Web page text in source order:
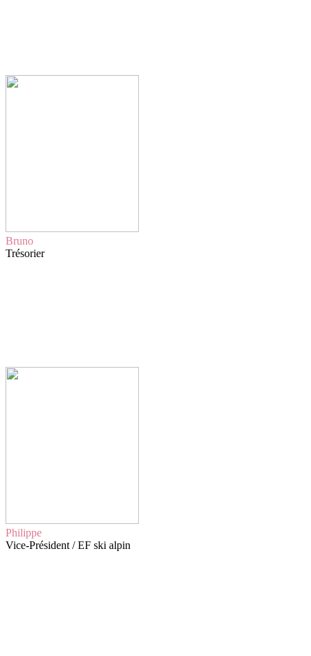
Bruno
Trésorier
Philippe
Vice-Président / EF ski alpin